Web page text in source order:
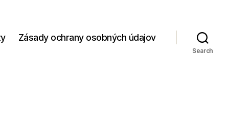
Zásady ochrany osobných údajov
Search